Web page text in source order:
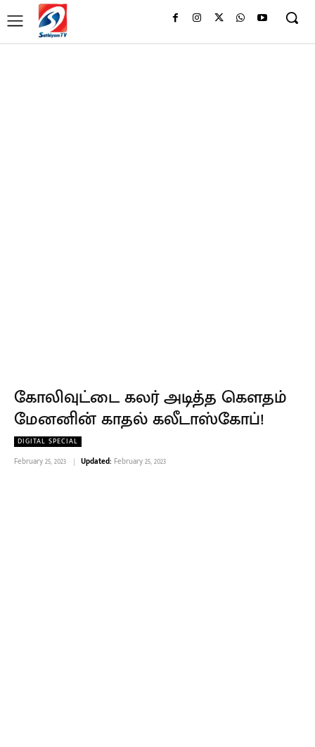
கோலிவுட்டை கலர் அடித்த கௌதம்
மேனனின் காதல் கலீடாஸ்கோப்!
DIGITAL SPECIAL
February 25, 2023 Updated: February 25, 2023